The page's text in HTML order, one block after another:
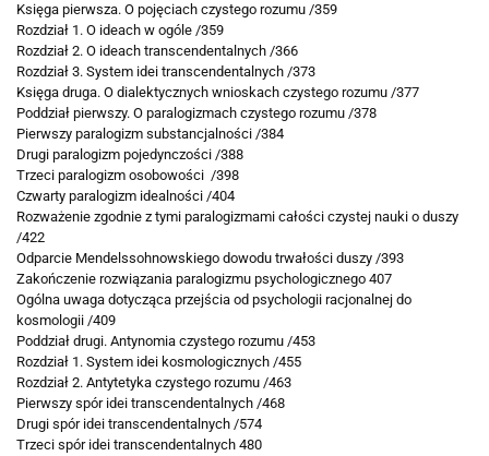
Księga pierwsza. O pojęciach czystego rozumu /359
Rozdział 1. O ideach w ogóle /359
Rozdział 2. O ideach transcendentalnych /366
Rozdział 3. System idei transcendentalnych /373
Księga druga. O dialektycznych wnioskach czystego rozumu /377
Poddział pierwszy. O paralogizmach czystego rozumu /378
Pierwszy paralogizm substancjalności /384
Drugi paralogizm pojedynczości /388
Trzeci paralogizm osobowości /398
Czwarty paralogizm idealności /404
Rozważenie zgodnie z tymi paralogizmami całości czystej nauki o duszy
/422
Odparcie Mendelssohnowskiego dowodu trwałości duszy /393
Zakończenie rozwiązania paralogizmu psychologicznego 407
Ogólna uwaga dotycząca przejścia od psychologii racjonalnej do
kosmologii /409
Poddział drugi. Antynomia czystego rozumu /453
Rozdział 1. System idei kosmologicznych /455
Rozdział 2. Antytetyka czystego rozumu /463
Pierwszy spór idei transcendentalnych /468
Drugi spór idei transcendentalnych /574
Trzeci spór idei transcendentalnych 480